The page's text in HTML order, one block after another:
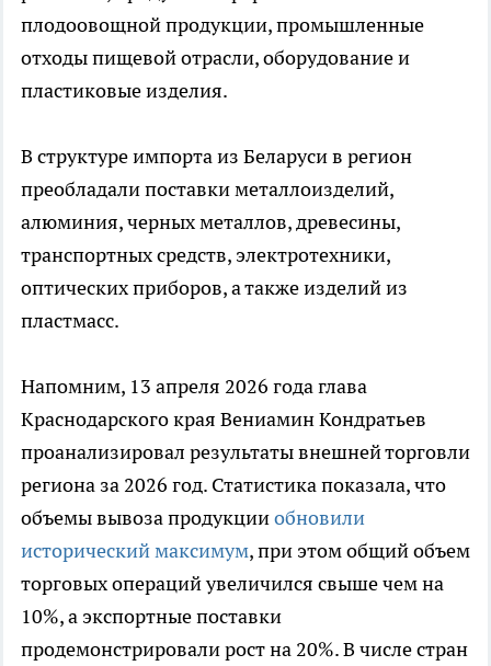
плодоовощной продукции, промышленные
отходы пищевой отрасли, оборудование и
пластиковые изделия.
В структуре импорта из Беларуси в регион
преобладали поставки металлоизделий,
алюминия, черных металлов, древесины,
транспортных средств, электротехники,
оптических приборов, а также изделий из
пластмасс.
Напомним, 13 апреля 2026 года глава
Краснодарского края Вениамин Кондратьев
проанализировал результаты внешней торговли
региона за 2026 год. Статистика показала, что
объемы вывоза продукцииобновили
исторический максимум, при этом общий объем
торговых операций увеличился свыше чем на
10%, а экспортные поставки
продемонстрировали рост на 20%. В числе стран